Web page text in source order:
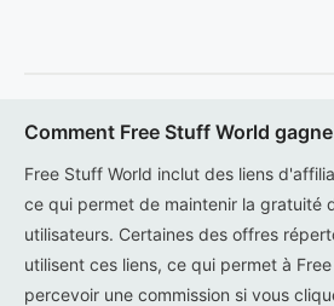
Comment Free Stuff World
Free Stuff World inclut des liens
ce qui permet de maintenir la gratuité
utilisateurs. Certaines des offres
utilisent ces liens, ce qui permet à
percevoir une commission si vous